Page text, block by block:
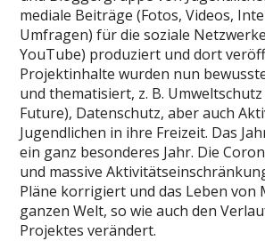
mediale Beiträge (Fotos, Videos,
Umfragen) für die soziale
YouTube) produziert und dort
Projektinhalte wurden nun
und thematisiert, z. B.
Future), Datenschutz, aber auch
Jugendlichen in ihre Freizeit. Das
ein ganz besonderes Jahr. Die
und massive
Pläne korrigiert und das Leben von
ganzen Welt, so wie auch den
Projektes verändert.